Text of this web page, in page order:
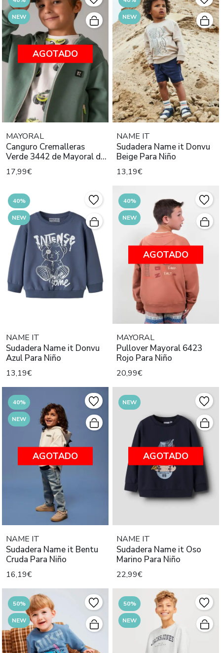
NEW
AGOTADO
MAYORAL
Canguro Cremalleras
Verde 3442 de Mayoral de
Niño
17,99€
NEW
NAME IT
Sudadera Name it Donvu
Beige Para Niño
13,19€
40%
NEW
NAME IT
Sudadera Name it Donvu
Azul Para Niño
13,19€
40%
NEW
AGOTADO
MAYORAL
Pullover Mayoral 6423
Rojo Para Niño
20,99€
40%
NEW
AGOTADO
NAME IT
Sudadera Name it Bentu
Cruda Para Niño
16,19€
NEW
AGOTADO
NAME IT
Sudadera Name it Oso
Marino Para Niño
22,99€
50%
NEW
50%
NEW